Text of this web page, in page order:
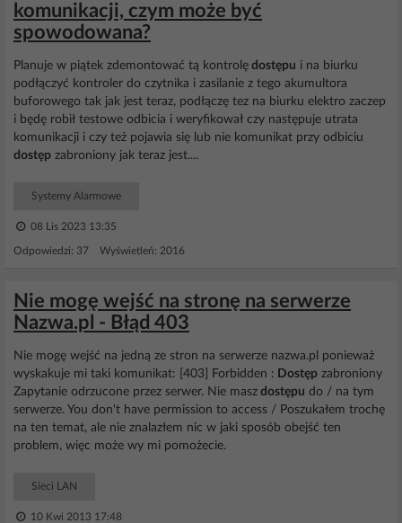
komunikacji, czym może być
spowodowana?
Planuje w piątek zdemontować tą kontrolę dostępu i na biurku
podłączyć kontroler do czytnika i zasilanie z tego akumultora
buforowego tak jak jest teraz, podłączę tez na biurku elektro zaczep
i będę robił testowe odbicia i weryfikował czy następuje utrata
komunikacji i czy też pojawia się lub nie komunikat przy odbiciu
dostęp zabroniony jak teraz jest....
Systemy Alarmowe
08 Lis 2023 13:35
Odpowiedzi: 37 Wyświetleń: 2016
Nie mogę wejść na stronę na serwerze
Nazwa.pl - Błąd 403
Nie mogę wejść na jedną ze stron na serwerze nazwa.pl ponieważ
wyskakuje mi taki komunikat: [403] Forbidden : Dostęp zabroniony
Zapytanie odrzucone przez serwer. Nie masz dostępu do / na tym
serwerze. You don't have permission to access / Poszukałem trochę
na ten temat, ale nie znalazłem nic w jaki sposób obejść ten
problem, więc może wy mi pomożecie.
Sieci LAN
10 Kwi 2013 17:48